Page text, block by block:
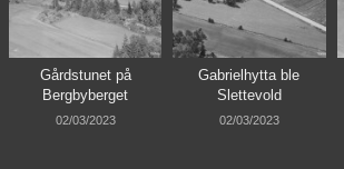
Gårdstunet på
Bergbyberget
02/03/2023
Gabrielhytta ble
Slettevold
02/03/2023